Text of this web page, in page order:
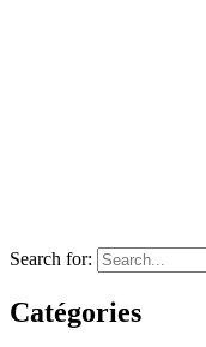
Search for:
Catégories